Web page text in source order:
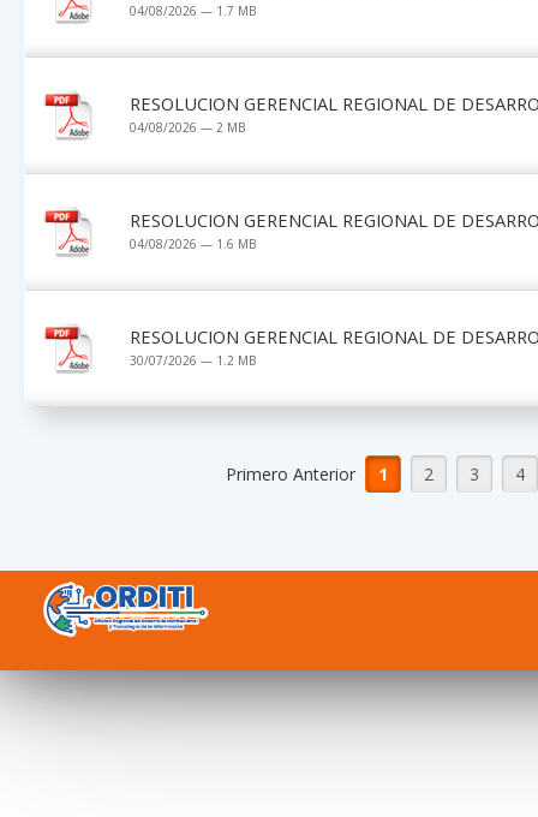
04/08/2026 — 1.7 MB
RESOLUCION GERENCIAL REGIONAL DE
04/08/2026 — 2 MB
RESOLUCION GERENCIAL REGIONAL DE
04/08/2026 — 1.6 MB
RESOLUCION GERENCIAL REGIONAL DE
30/07/2026 — 1.2 MB
Primero Anterior 1 2 3 4